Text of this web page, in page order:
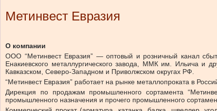
Метинвест Евразия
О компании
ООО “Метинвест Евразия” — оптовый и розничный канал
Енакиевского металлургического завода, ММК им. Ильича и
Кавказском, Северо-Западном и Приволжском округах РФ.
“Метинвест Евразия” работает на рынке металлопроката в
Дирекция по продажам промышленного сортамента
промышленного назначения и прочего промышленного